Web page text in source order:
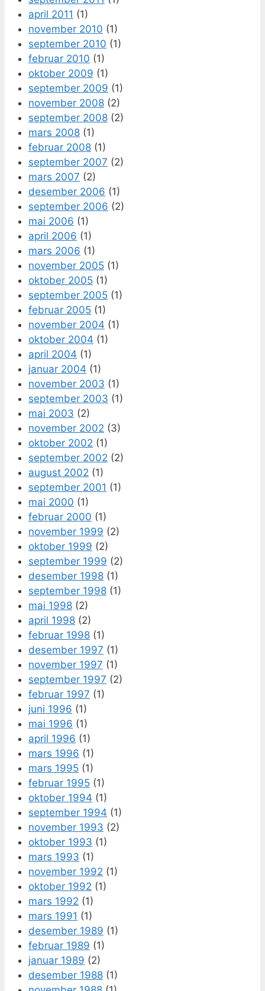
april 2011 (1)
november 2010 (1)
september 2010 (1)
februar 2010 (1)
oktober 2009 (1)
september 2009 (1)
november 2008 (2)
september 2008 (2)
mars 2008 (1)
februar 2008 (1)
september 2007 (2)
mars 2007 (2)
desember 2006 (1)
september 2006 (2)
mai 2006 (1)
april 2006 (1)
mars 2006 (1)
november 2005 (1)
oktober 2005 (1)
september 2005 (1)
februar 2005 (1)
november 2004 (1)
oktober 2004 (1)
april 2004 (1)
januar 2004 (1)
november 2003 (1)
september 2003 (1)
mai 2003 (2)
november 2002 (3)
oktober 2002 (1)
september 2002 (2)
august 2002 (1)
september 2001 (1)
mai 2000 (1)
februar 2000 (1)
november 1999 (2)
oktober 1999 (2)
september 1999 (2)
desember 1998 (1)
september 1998 (1)
mai 1998 (2)
april 1998 (2)
februar 1998 (1)
desember 1997 (1)
november 1997 (1)
september 1997 (2)
februar 1997 (1)
juni 1996 (1)
mai 1996 (1)
april 1996 (1)
mars 1996 (1)
mars 1995 (1)
februar 1995 (1)
oktober 1994 (1)
september 1994 (1)
november 1993 (2)
oktober 1993 (1)
mars 1993 (1)
november 1992 (1)
oktober 1992 (1)
mars 1992 (1)
mars 1991 (1)
desember 1989 (1)
februar 1989 (1)
januar 1989 (2)
desember 1988 (1)